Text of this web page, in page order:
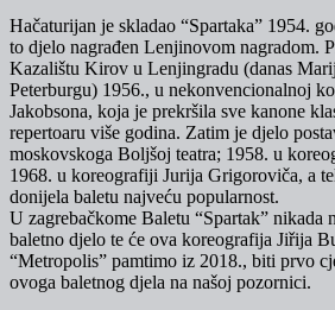
Hačaturijan je skladao “Spartaka” 1954.
to djelo nagrađen Lenjinovom nagradom.
Kazalištu Kirov u Lenjingradu (danas
Peterburgu) 1956., u nekonvencionalnoj
Jakobsona, koja je prekršila sve kanone
repertoaru više godina. Zatim je djelo
moskovskoga Boljšoj teatra; 1958. u
1968. u koreografiji Jurija Grigoroviča, a
donijela baletu najveću popularnost.
U zagrebačkome Baletu “Spartak”
baletno djelo te će ova koreografija Jiřija
“Metropolis” pamtimo iz 2018., biti prvo
ovoga baletnog djela na našoj pozornici.